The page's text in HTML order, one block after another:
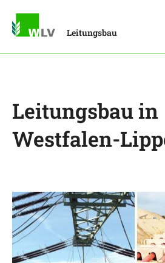
Leitungsbau
Leitungsbau in
Westfalen-